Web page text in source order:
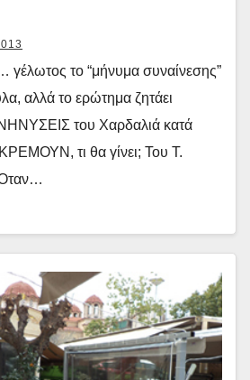
γέλωτος το “μήνυμα συναίνεσης”
αλλά το ερώτημα ζητάει
του Χαρδαλιά κατά
τι θα γίνει; Του Τ.